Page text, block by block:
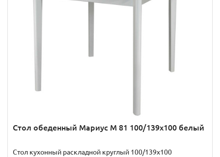
Стол обеденный Мариус М 81 100/139х100 белый
Стол кухонный раскладной круглый 100/139х100